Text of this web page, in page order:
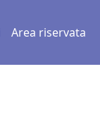
Area riservata